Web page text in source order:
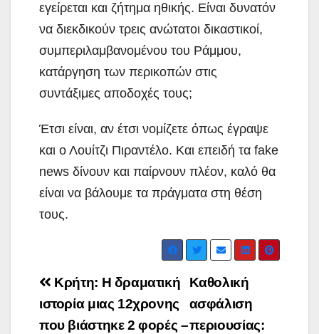
εγείρεται και ζήτημα ηθικής. Είναι δυνατόν
να διεκδικούν τρεις ανώτατοι δικαστικοί,
συμπεριλαμβανομένου του Ράμμου,
κατάργηση των περικοπών στις
συντάξιμες αποδοχές τους;
Έτσι είναι, αν έτσι νομίζετε όπως έγραψε
και ο Λουίτζι Πιραντέλο. Και επειδή τα fake
news δίνουν και παίρνουν πλέον, καλό θα
είναι να βάλουμε τα πράγματα στη θέση
τους.
Post
navigation
Καθολική
ασφάλιση
περιουσίας:
Κρήτη: Η δραματική
ιστορία μιας 12χρονης
που βιάστηκε 2 φορές –